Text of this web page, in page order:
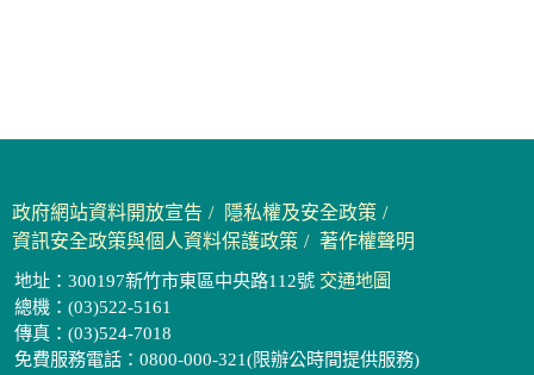
政府網站資料開放宣告
隱私權及安全政策
資訊安全政策與個人資料保護政策
著作權聲明
地址：300197新竹市東區中央路112號 交通地圖
總機：(03)522-5161
傳真：(03)524-7018
免費服務電話：0800-000-321(限辦公時間提供服務)